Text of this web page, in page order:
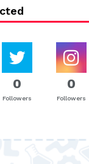
0
Followers
0
Followers